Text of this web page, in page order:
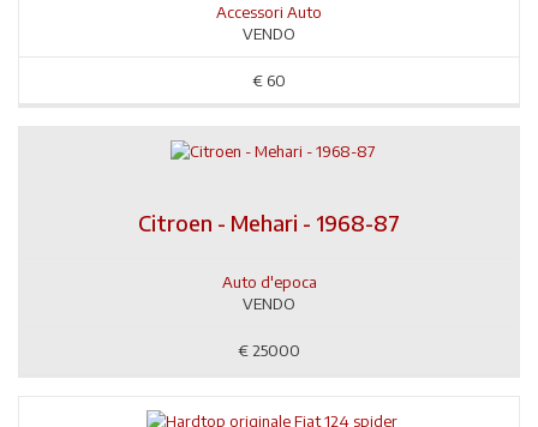
Accessori Auto
VENDO
€ 60
Citroen - Mehari - 1968-87
Auto d'epoca
VENDO
€25000